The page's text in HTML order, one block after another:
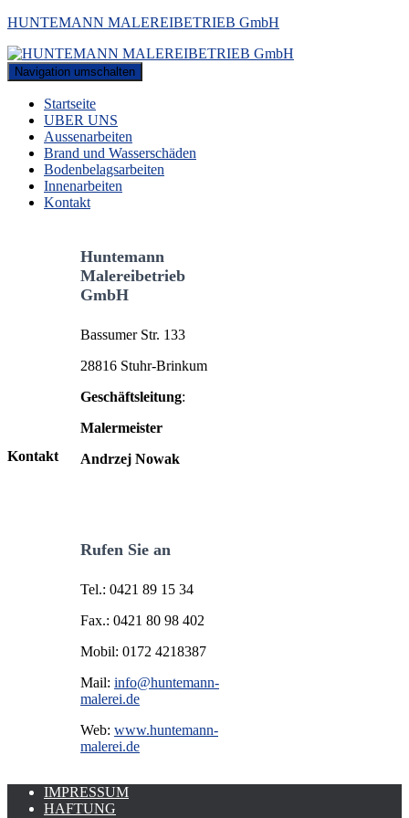
HUNTEMANN MALEREIBETRIEB GmbH
Navigation umschalten
Startseite
UBER UNS
Aussenarbeiten
Brand und Wasserschäden
Bodenbelagsarbeiten
Innenarbeiten
Kontakt
Kontakt
Huntemann
Malereibetrieb
GmbH
Bassumer Str. 133
28816 Stuhr-Brinkum
Geschäftsleitung:
Malermeister
Andrzej Nowak
Rufen Sie an
Tel.: 0421 89 15 34
Fax.: 0421 80 98 402
Mobil: 0172 4218387
Mail: info@huntemann-
malerei.de
Web: www.huntemann-
malerei.de
IMPRESSUM
HAFTUNG